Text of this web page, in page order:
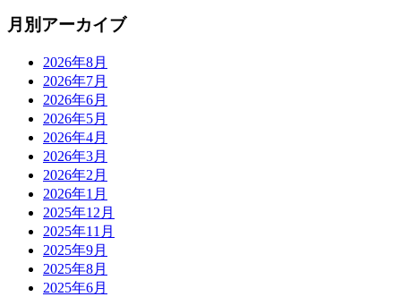
月別アーカイブ
2026年8月
2026年7月
2026年6月
2026年5月
2026年4月
2026年3月
2026年2月
2026年1月
2025年12月
2025年11月
2025年9月
2025年8月
2025年6月